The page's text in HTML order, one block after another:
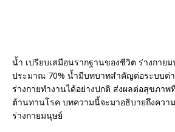
น้ำ เปรียบเสมือนรากฐานของชีวิต ร่างกาย
ประมาณ 70% น้ำมีบทบาทสำคัญต่อระบบต่า
ร่างกายทำงานได้อย่างปกติ ส่งผลต่อสุขภา
ต้านทานโรค บทความนี้จะมาอธิบายถึงคว
ร่างกายมนุษย์